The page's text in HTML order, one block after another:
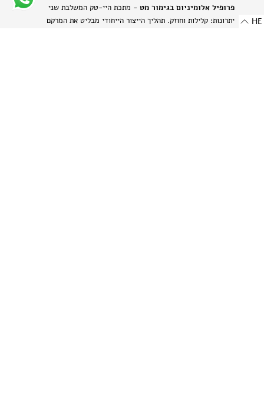
פרופיל אלומיניום בגימור מט - מתכת היי-טק המשלבת שני
יתרונות: קלילות וחוזק. תהליך הייצור הייחודי מבליט את המרקם
HE